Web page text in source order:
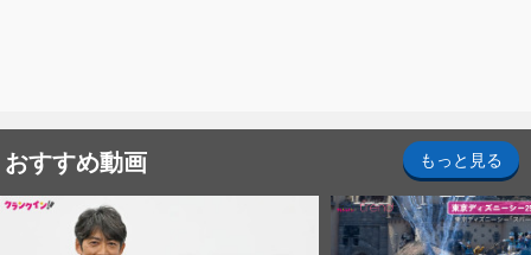
おすすめ動画 もっと見る